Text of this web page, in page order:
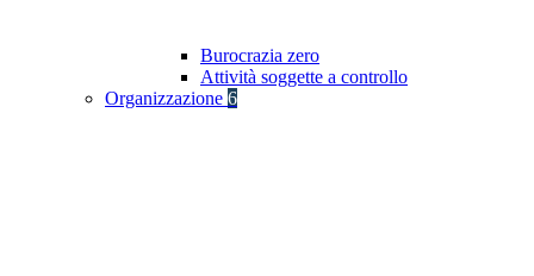
Burocrazia zero
Attività soggette a controllo
Organizzazione 6